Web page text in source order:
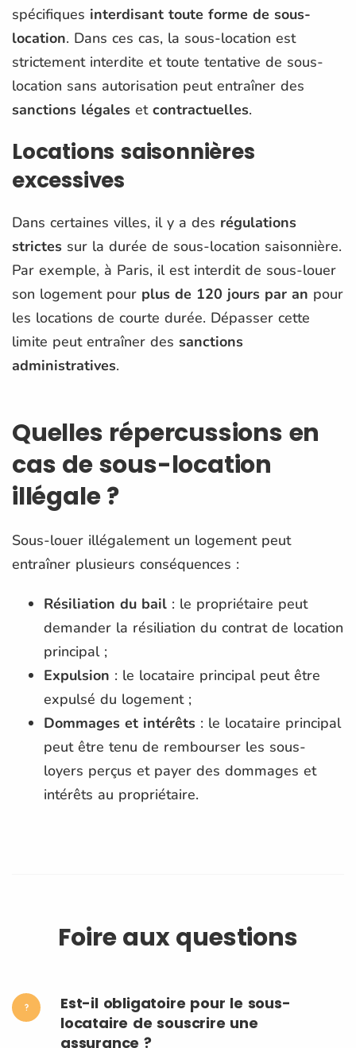
spécifiques interdisant toute forme de sous-
location. Dans ces cas, la sous-location est
strictement interdite et toute tentative de sous-
location sans autorisation peut entraîner des
sanctions légales et contractuelles​.
Locations saisonnières
excessives
Dans certaines villes, il y a des régulations
strictes sur la durée de sous-location saisonnière.
Par exemple, à Paris, il est interdit de sous-louer
son logement pour plus de 120 jours par an pour
les locations de courte durée. Dépasser cette
limite peut entraîner des sanctions
administratives​.
Quelles répercussions en
cas de sous-location
illégale ?
Sous-louer illégalement un logement peut
entraîner plusieurs conséquences :
Résiliation du bail : le propriétaire peut
demander la résiliation du contrat de location
principal ;
Expulsion : le locataire principal peut être
expulsé du logement ;
Dommages et intérêts : le locataire principal
peut être tenu de rembourser les sous-
loyers perçus et payer des dommages et
intérêts au propriétaire.
Foire aux questions
Est-il obligatoire pour le sous-
locataire de souscrire une
assurance ?